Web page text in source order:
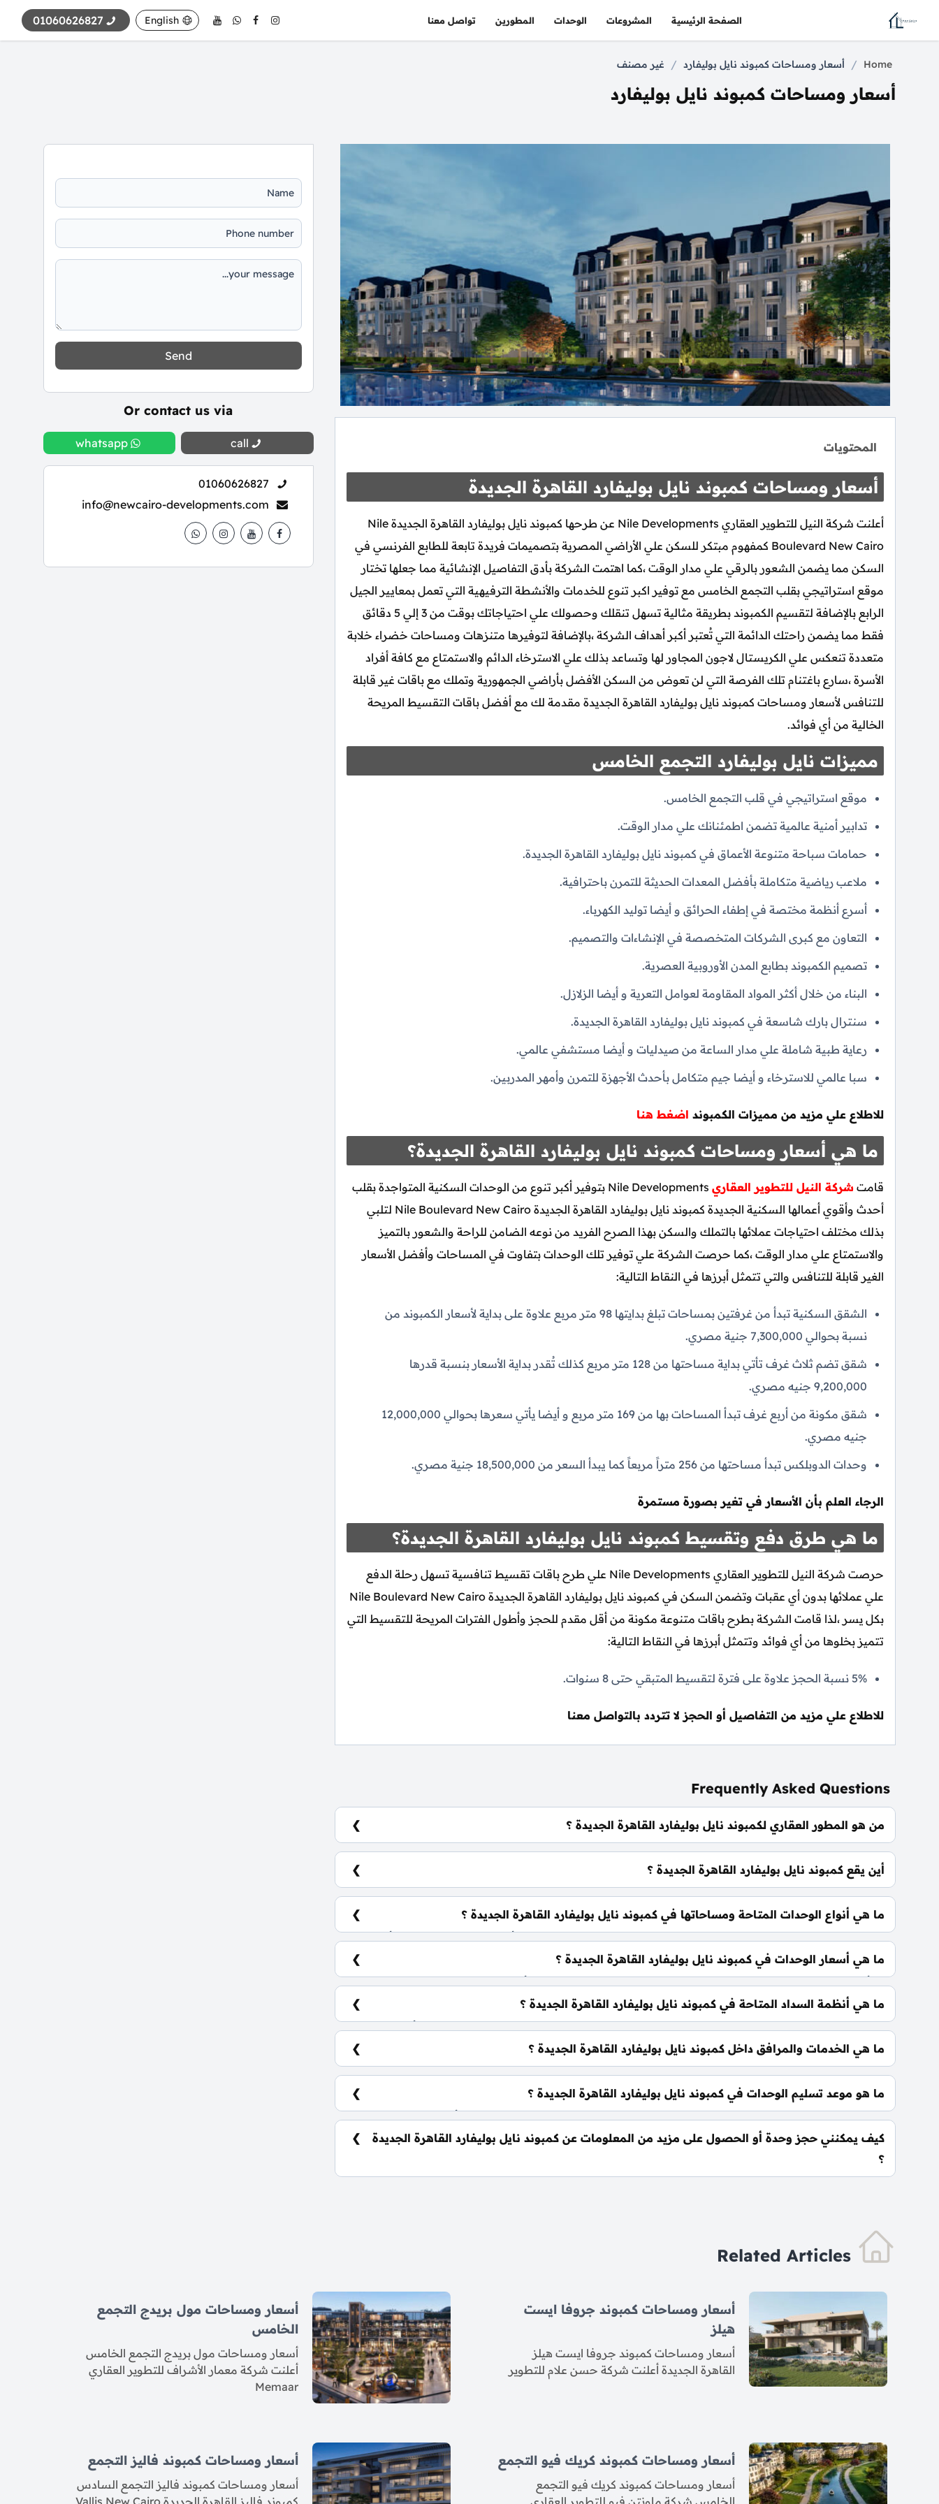
الصفحة الرئيسية المشروعات الوحدات المطورين تواصل معنا English
01060626827
Home
/ أسعار ومساحات كمبوند نايل بوليفارد / غير مصنف
أسعار ومساحات كمبوند نايل بوليفارد
المحتويات
أسعار ومساحات كمبوند نايل بوليفارد القاهرة الجديدة
أعلنت شركة النيل للتطوير العقاري Nile Developments عن طرحها كمبوند نايل بوليفارد القاهرة الجديدة Nile
Boulevard New Cairo كمفهوم مبتكر للسكن علي الأراضي المصرية بتصميمات فريدة تابعة للطابع الفرنسي في
السكن مما يضمن الشعور بالرقي علي مدار الوقت ،كما اهتمت الشركة بأدق التفاصيل الإنشائية مما جعلها تختار
موقع استراتيجي بقلب التجمع الخامس مع توفير اكبر تنوع للخدمات والأنشطة الترفيهية التي تعمل بمعايير الجيل
الرابع بالإضافة لتقسيم الكمبوند بطريقة مثالية تسهل تنقلك وحصولك علي احتياجاتك بوقت من 3 إلي 5 دقائق
فقط مما يضمن راحتك الدائمة التي تُعتبر أكبر أهداف الشركة ،بالإضافة لتوفيرها متنزهات ومساحات خضراء خلابة
متعددة تنعكس علي الكريستال لاجون المجاور لها وتساعد بذلك علي الاسترخاء الدائم والاستمتاع مع كافة أفراد
الأسرة ،سارع باغتنام تلك الفرصة التي لن تعوض من السكن الأفضل بأراضي الجمهورية وتملك مع باقات غير قابلة
للتنافس لأسعار ومساحات كمبوند نايل بوليفارد القاهرة الجديدة مقدمة لك مع أفضل باقات التقسيط المريحة
الخالية من أي فوائد.
مميزات نايل بوليفارد التجمع الخامس
موقع استراتيجي في قلب التجمع الخامس.
تدابير أمنية عالمية تضمن اطمئنانك علي مدار الوقت.
حمامات سباحة متنوعة الأعماق في كمبوند نايل بوليفارد القاهرة الجديدة.
ملاعب رياضية متكاملة بأفضل المعدات الحديثة للتمرن باحترافية.
أسرع أنظمة مختصة في إطفاء الحرائق و أيضا توليد الكهرباء.
التعاون مع كبرى الشركات المتخصصة في الإنشاءات والتصميم.
تصميم الكمبوند بطابع المدن الأوروبية العصرية.
البناء من خلال أكثر المواد المقاومة لعوامل التعرية و أيضا الزلازل.
سنترال بارك شاسعة في كمبوند نايل بوليفارد القاهرة الجديدة.
رعاية طبية شاملة علي مدار الساعة من صيدليات و أيضا مستشفي عالمي.
سبا عالمي للاسترخاء و أيضا جيم متكامل بأحدث الأجهزة للتمرن وأمهر المدربين.
للاطلاع علي مزيد من مميزات الكمبوند اضغط هنا
ما هي أسعار ومساحات كمبوند نايل بوليفارد القاهرة الجديدة؟
قامت شركة النيل للتطوير العقاري
Nile Developments بتوفير أكبر تنوع من الوحدات السكنية المتواجدة بقلب
أحدث وأقوي أعمالها السكنية الجديدة كمبوند نايل بوليفارد القاهرة الجديدة Nile Boulevard New Cairo لتلبي
بذلك مختلف احتياجات عملائها بالتملك والسكن بهذا الصرح الفريد من نوعه الضامن للراحة والشعور بالتميز
والاستمتاع علي مدار الوقت ،كما حرصت الشركة علي توفير تلك الوحدات بتفاوت في المساحات وأفضل الأسعار
الغير قابلة للتنافس والتي تتمثل أبرزها في النقاط التالية:
الشقق السكنية تبدأ من غرفتين بمساحات تبلغ بدايتها 98 متر مربع علاوة على بداية لأسعار الكمبوند من
نسبة بحوالي 7,300,000 جنية مصري.
شقق تضم ثلاث غرف تأتي بداية مساحتها من 128 متر مربع كذلك تُقدر بداية الأسعار بنسبة قدرها
9,200,000 جنيه مصري.
شقق مكونة من أربع غرف تبدأ المساحات بها من 169 متر مربع و أيضا يأتي سعرها بحوالي 12,000,000
جنيه مصري.
وحدات الدوبلكس تبدأ مساحتها من 256 متراً مربعاً كما يبدأ السعر من 18,500,000 جنية مصري.
الرجاء العلم بأن الأسعار في تغير بصورة مستمرة
ما هي طرق دفع وتقسيط كمبوند نايل بوليفارد القاهرة الجديدة؟
حرصت شركة النيل للتطوير العقاري Nile Developments علي طرح باقات تقسيط تنافسية تسهل رحلة الدفع
علي عملائها بدون أي عقبات وتضمن السكن في كمبوند نايل بوليفارد القاهرة الجديدة Nile Boulevard New Cairo
بكل يسر ،لذا قامت الشركة بطرح باقات متنوعة مكونة من أقل مقدم للحجز وأطول الفترات المريحة للتقسيط التي
تتميز بخلوها من أي فوائد وتتمثل أبرزها في النقاط التالية:
5% نسبة الحجز علاوة على فترة لتقسيط المتبقي حتى 8 سنوات.
للاطلاع علي مزيد من التفاصيل أو الحجز لا تتردد بالتواصل معنا
Frequently Asked Questions
من هو المطور العقاري لكمبوند نايل بوليفارد القاهرة الجديدة ؟
شركة النيل للتطوير العقاري Nile Developments.
أين يقع كمبوند نايل بوليفارد القاهرة الجديدة ؟
يقع كمبوند نايل بوليفارد القاهرة الجديدة في قلب التجمع الخامس علي طريق السويس.
ما هي أنواع الوحدات المتاحة ومساحاتها في كمبوند نايل بوليفارد القاهرة الجديدة ؟
يضم الكمبوند مجموعة متنوعة من الوحدات السكنية، تشمل: شقق سكنية: تبدأ من 98 متر² دوبلكس: تبدأ من 256
ما هي أسعار الوحدات في كمبوند نايل بوليفارد القاهرة الجديدة ؟
تبدأ الأسعار من 7,300,000 جنيه وتختلف حسب نوع الوحدة والمساحة، كما أن الأسعار قابلة للتغيير حسب
تطورات السوق.
ما هي أنظمة السداد المتاحة في كمبوند نايل بوليفارد القاهرة الجديدة ؟
يمكنك حجز وحدتك بدفع مقدم 5% فقط، كما يتم تقسيط الباقي على فترة تصل إلي 8 سنوات بدون أي فوائد.
ما هي الخدمات والمرافق داخل كمبوند نايل بوليفارد القاهرة الجديدة ؟
يشمل الكمبوند مساحات خضراء واسعة، بحيرات صناعية، نادي اجتماعي، مناطق ترفيهية للأطفال، حمامات
ما هو موعد تسليم الوحدات في كمبوند نايل بوليفارد القاهرة الجديدة ؟
يتم تسليم الوحدات خلال ثلاث سنوات من تاريخ التعاقد، مع إمكانية التسليم نصف تشطيب أو تشطيب كامل حسب
رغبة العميل.
كيف يمكنني حجز وحدة أو الحصول على مزيد من المعلومات عن كمبوند نايل بوليفارد القاهرة الجديدة
؟
Send
Or contact us via
call
whatsapp
01060626827
info@newcairo-developments.com
Related Articles
أسعار ومساحات كمبوند جروفا ايست
هيلز
أسعار ومساحات كمبوند جروفا ايست هيلز
القاهرة الجديدة أعلنت شركة حسن علام للتطوير
أسعار ومساحات مول بريدج التجمع
الخامس
أسعار ومساحات مول بريدج التجمع الخامس
أعلنت شركة معمار الأشراف للتطوير العقاري
Memaar
أسعار ومساحات كمبوند كريك فيو التجمع
أسعار ومساحات كمبوند كريك فيو التجمع
الخامس شركة ماونتن فيو للتطوير العقاري
أسعار ومساحات كمبوند فاليز التجمع
أسعار ومساحات كمبوند فاليز التجمع السادس
كمبوند فاليز القاهرة الجديدة Vallis New Cairo